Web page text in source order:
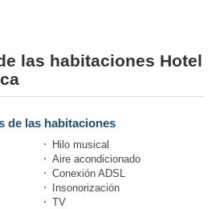
las habitaciones Hotel
de las habitaciones
Hilo musical
Aire acondicionado
Conexión ADSL
Insonorización
TV